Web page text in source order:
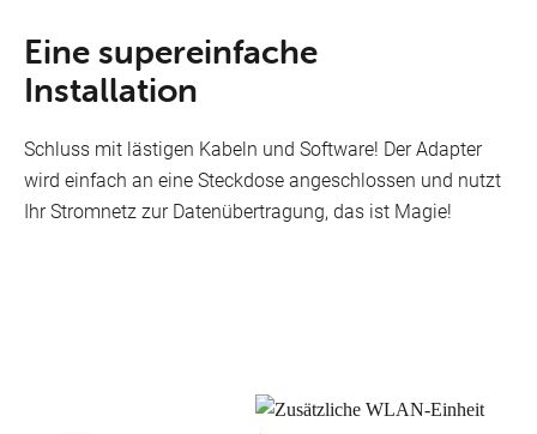
Eine supereinfache
Installation
Schluss mit lästigen Kabeln und Software! Der Adapter
wird einfach an eine Steckdose angeschlossen und nutzt
Ihr Stromnetz zur Datenübertragung, das ist Magie!